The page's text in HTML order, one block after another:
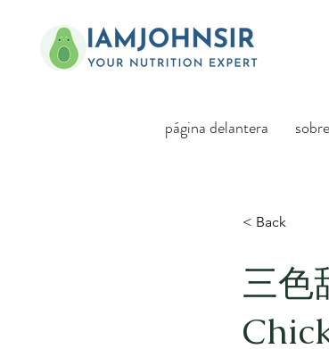
página delantera sobre
< Back
三色